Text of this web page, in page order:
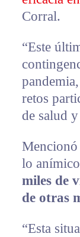
Corral.
“Este
retos
de salud
Mencionó
lo
miles de
de otras
“Esta